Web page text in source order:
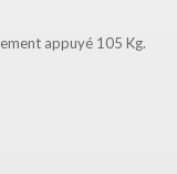
appuyé 105 Kg.